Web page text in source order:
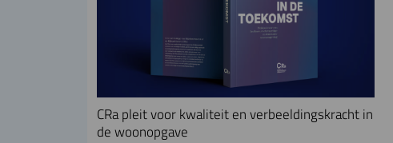
CRa pleit voor kwaliteit en verbeeldingskracht in
de woonopgave